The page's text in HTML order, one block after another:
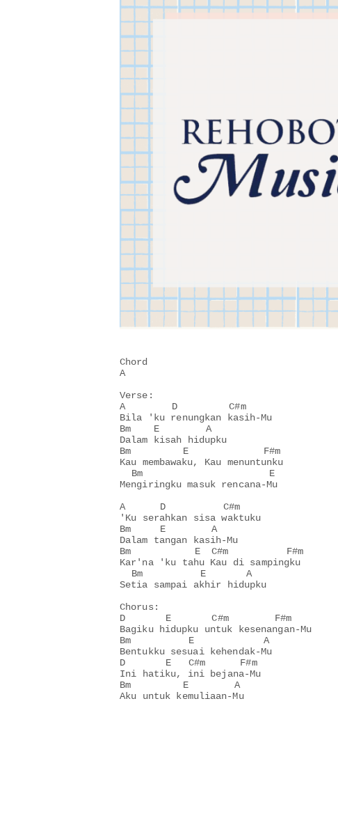
Chord
A
Verse:
A        D         C#m
Bila 'ku renungkan kasih-Mu
Bm    E        A
Dalam kisah hidupku
Bm         E             F#m
Kau membawaku, Kau menuntunku
  Bm                      E
Mengiringku masuk rencana-Mu
A      D          C#m
'Ku serahkan sisa waktuku
Bm     E        A
Dalam tangan kasih-Mu
Bm           E  C#m          F#m
Kar'na 'ku tahu Kau di sampingku
  Bm          E       A
Setia sampai akhir hidupku
Chorus:
D       E       C#m        F#m
Bagiku hidupku untuk kesenangan-Mu
Bm          E            A
Bentukku sesuai kehendak-Mu
D       E   C#m      F#m
Ini hatiku, ini bejana-Mu
Bm         E        A
Aku untuk kemuliaan-Mu